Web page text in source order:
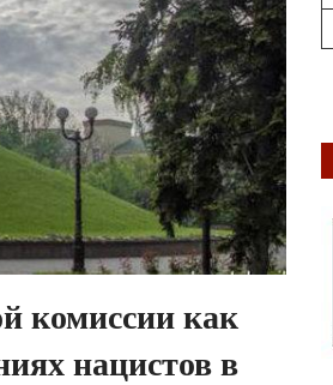
комиссии как
нацистов в